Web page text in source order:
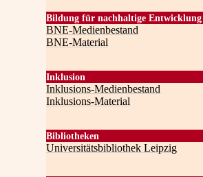
Bildung für nachhaltige Entwicklung
BNE-Medienbestand
BNE-Material
Inklusion
Inklusions-Medienbestand
Inklusions-Material
Bibliotheken
Universitätsbibliothek Leipzig